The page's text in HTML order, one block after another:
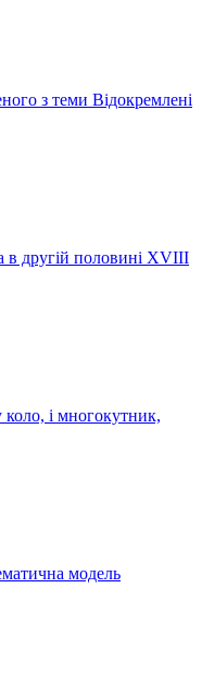
з теми Відокремлені
в другій половині ХVIIІ
і многокутник,
модель